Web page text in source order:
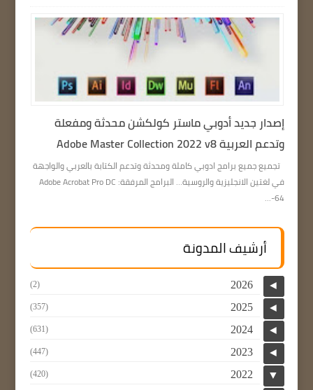
إصدار جديد أدوبي ماستر كولكشن محدثة ومفعلة
وتدعم العربية Adobe Master Collection 2022 v8
تجميع جميع برامج ادوبي كاملة ومحدثة وتدعم الكتابة بالعربي والواجهة
في لغتين الانجليزية والروسية… البرامج المرفقة: Adobe Acrobat Pro DC
64-...
أرشيف المدونة
◄
2026
(2)
◄
2025
(357)
◄
2024
(631)
◄
2023
(447)
▼
2022
(420)